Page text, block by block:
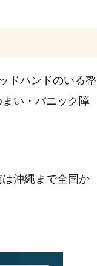
ドハンドのいる整
い・パニック障
沖縄まで全国か